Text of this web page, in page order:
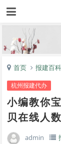
首页 报建百科
杭州报建代办
小编教你
贝在线人
admin